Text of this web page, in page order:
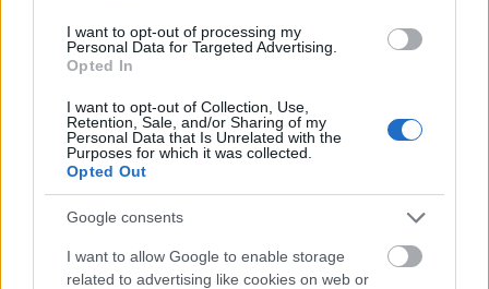
I want to opt-out of processing my
Personal Data for Targeted Advertising.
Opted In
I want to opt-out of Collection, Use,
Retention, Sale, and/or Sharing of my
Personal Data that Is Unrelated with the
Purposes for which it was collected.
Opted Out
Google consents
I want to allow Google to enable storage
related to advertising like cookies on web or
TERMÉSZETFELETTI ERŐK ÉS ELFELEDETT